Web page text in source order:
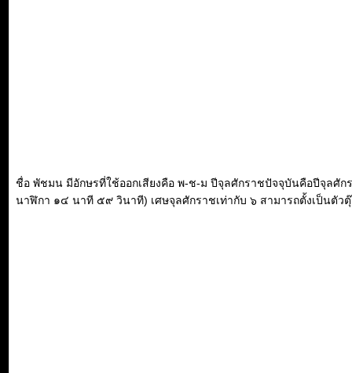
ชื่อ พัชมน มีอักษรที่ใช้ออกเสียงคือ พ-ช-ม ปีจุลศักราชปัจจุบันคือปีจุลศั
นาฬิกา ๑๔ นาที ๕๙ วินาที) เศษจุลศักราชเท่ากับ ๖ สามารถตั้งเป็นตัว